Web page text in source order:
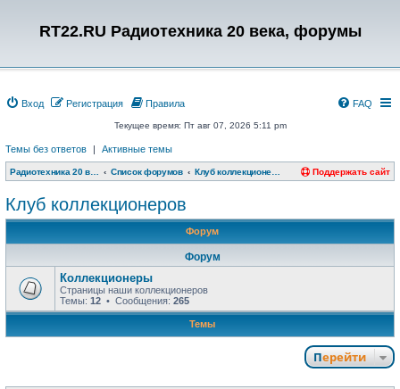
RT22.RU Радиотехника 20 века, форумы
Вход Регистрация FAQ
Правила
Текущее время: Пт авг 07, 2026 5:11 pm
Темы без ответов | Активные темы
Радиотехника 20 века, форумы Список форумов Поддержать сайт
Клуб коллекционеров
Форум
Форум
Коллекционеры
Страницы наши коллекционеров
Темы: 12 • Сообщения: 265
Темы
Перейти